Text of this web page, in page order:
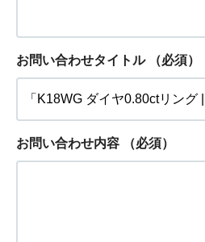
お問い合わせタイトル （必須）
お問い合わせ内容 （必須）